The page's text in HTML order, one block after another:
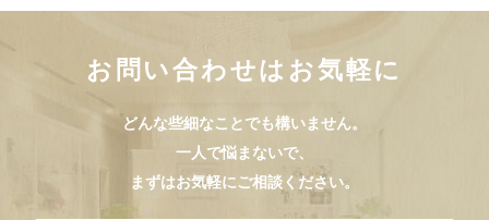
お問い合わせはお気軽に
どんな些細なことでも構いません。
一人で悩まないで、
まずはお気軽にご相談ください。